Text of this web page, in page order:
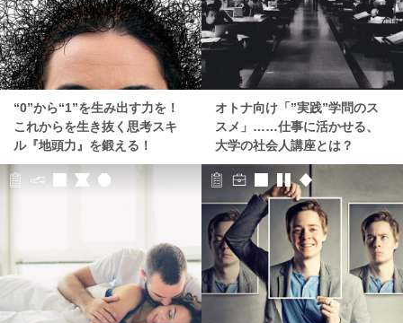
“0”から“1”を生み出す力を！
これからを生き抜く思考スキ
ル『地頭力』を鍛える！
オトナ向け「”実践”学問のス
スメ」……仕事に活かせる、
大学の社会人講座とは？